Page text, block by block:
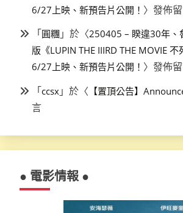
6/27上映、新預告片公開！ 〉發佈
「圓糰 」於〈250405 – 睽違30年、
版《LUPIN THE IIIRD THE MOVIE
6/27上映、新預告片公開！ 〉發佈
「ccsx 」於〈 【置頂公告】
言
● 電影情報 ●